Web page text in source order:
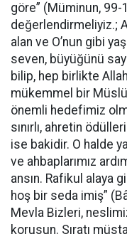
göre” (Müminun,
değerlendirmeliyiz.;
alan ve O’nun gibi
seven, büyüğünü
bilip, hep birlikte
mükemmel bir
önemli hedefimiz
sınırlı, ahretin
ise bakidir. O halde
ve ahbaplarımız
ansın. Rafikul alaya
hoş bir seda imiş”
Mevla Bizleri,
korusun. Sıratı